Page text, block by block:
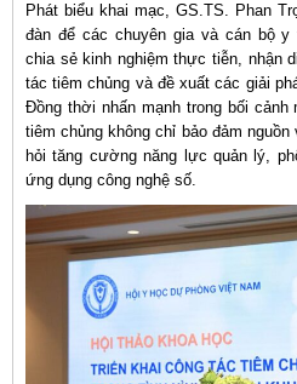
Phát biểu khai mạc, GS.TS. Phan
đàn để các chuyên gia và cán bộ y
chia sẻ kinh nghiệm thực tiễn, nhận
tác tiêm chủng và đề xuất các giải
Đồng thời nhấn mạnh trong bối
tiêm chủng không chỉ bảo đảm
hỏi tăng cường năng lực quản lý,
ứng dụng công nghệ số.